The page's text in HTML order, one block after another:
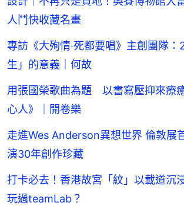
人鬥快收藏名畫
專訪《大殉情‧死都要唱》主創團隊
生」的意義｜何故
用張國榮歌曲為題 以書寫壓抑來
心人》｜開卷樂
走進Wes Anderson異想世界 倫敦展
演30年創作珍藏
打卡必去！香港故宮「紋」以載道
玩過teamLab？